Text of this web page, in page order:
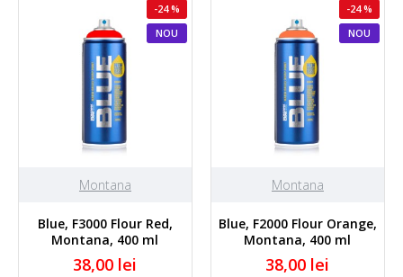
NOU
-24 %
Montana
Blue, F3000 Flour Red,
Montana, 400 ml
38,00 lei
NOU
-24 %
Montana
Blue, F2000 Flour Orange,
Montana, 400 ml
38,00 lei